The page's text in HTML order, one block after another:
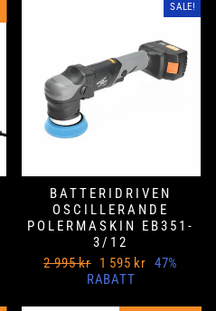
SALE!
BATTERIDRIVEN
OSCILLERANDE
POLERMASKIN EB351-
3/12
Ord
2 995 kr Nedsatt
pris
1 595 kr 47%
RABATT